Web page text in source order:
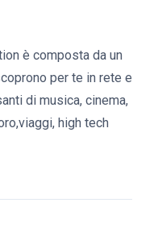
è composta da un
per te in rete e
di musica, cinema,
high tech